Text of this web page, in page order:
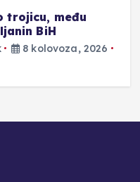
Požar kod Konjica iz
kontrole
Hip_Urednik
8